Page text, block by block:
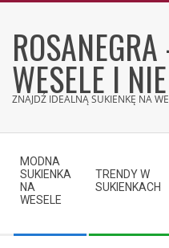
content
WESELE I
ZNAJDŹ IDEALNĄ SUKIENKĘ NA
Navigation
Menu
MODNA
SUKIENKA
NA
WESELE
TRENDY W
SUKIENKACH